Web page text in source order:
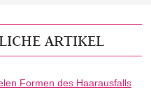
ARTIKEL
Formen des Haarausfalls